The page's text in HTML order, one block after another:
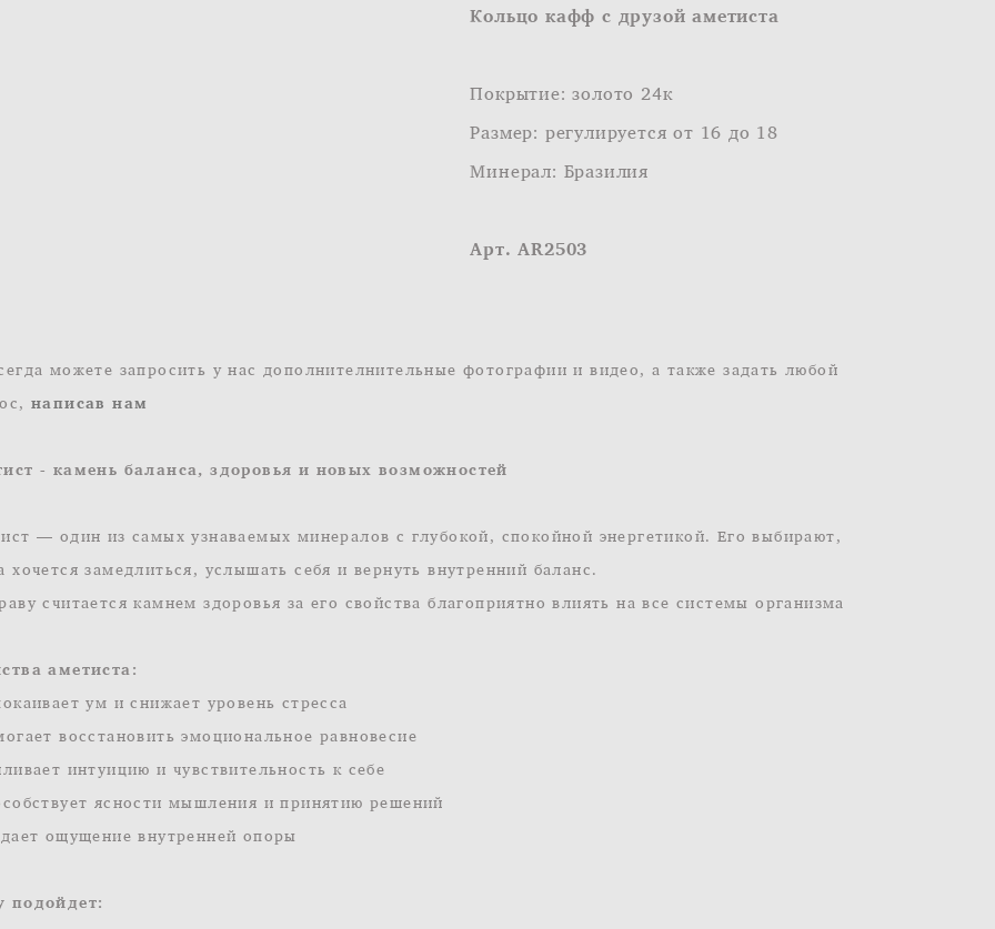
Кольцо кафф с друзой аметиста
Покрытие: золото 24к
Размер: регулируется от 16 до 18
Минерал: Бразилия
Арт. AR2503
можете запросить у нас дополнителнительные фотографии и видео, а также задать любой
написав нам
- камень баланса, здоровья и новых возможностей
— один из самых узнаваемых минералов с глубокой, спокойной энергетикой. Его выбирают,
хочется замедлиться, услышать себя и вернуть внутренний баланс.
считается камнем здоровья за его свойства благоприятно влиять на все системы организма
аметиста:
ум и снижает уровень стресса
восстановить эмоциональное равновесие
интуицию и чувствительность к себе
ясности мышления и принятию решений
ощущение внутренней опоры
подойдет: